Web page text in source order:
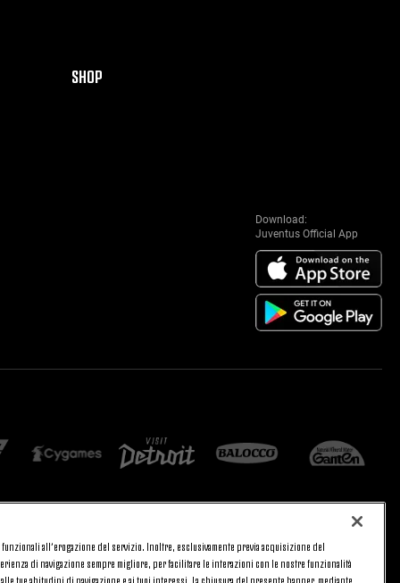
SHOP
Download:
Juventus Official App
PRIVACY
TORNA SU
all’erogazione del servizio. Inoltre, esclusivamente previa acquisizione del
di navigazione sempre migliore, per facilitare le interazioni con le nostre funzionalità
tue abitudini di navigazione e ai tuoi interessi. La chiusura del presente banner, mediante